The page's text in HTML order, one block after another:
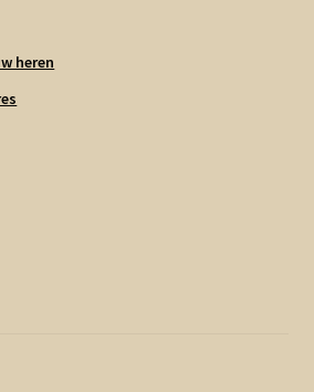
heren